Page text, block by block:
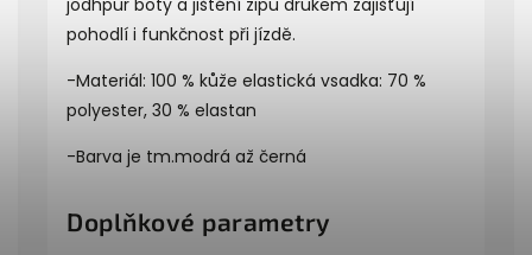
jodhpur boty a jištění zipu drukem zajišťují
pohodlí i funkčnost při jízdě.
-Materiál: 100 % kůže elastická vsadka: 70 %
polyester, 30 % elastan
-Barva je tm.modrá až černá
Doplňkové parametry